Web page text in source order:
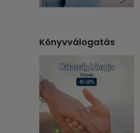
Könyvválogatás